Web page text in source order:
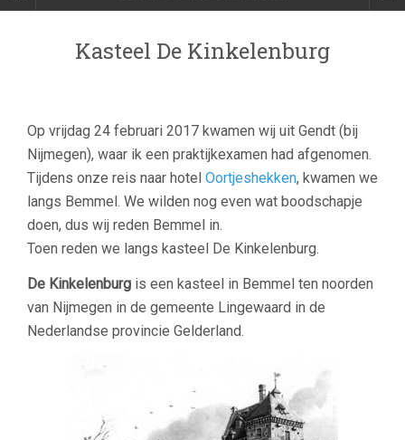
Kasteel De Kinkelenburg
Op vrijdag 24 februari 2017 kwamen wij uit Gendt (bij
Nijmegen), waar ik een praktijkexamen had afgenomen.
Tijdens onze reis naar hotel Oortjeshekken, kwamen we
langs Bemmel. We wilden nog even wat boodschapje
doen, dus wij reden Bemmel in.
Toen reden we langs kasteel De Kinkelenburg.
De Kinkelenburg is een kasteel in Bemmel ten noorden
van Nijmegen in de gemeente Lingewaard in de
Nederlandse provincie Gelderland.